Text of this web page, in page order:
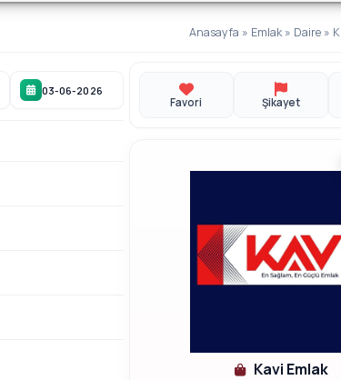
Anasayfa » Emlak» Daire »
03-06-2026
Favori Şikayet
Kavi Emlak